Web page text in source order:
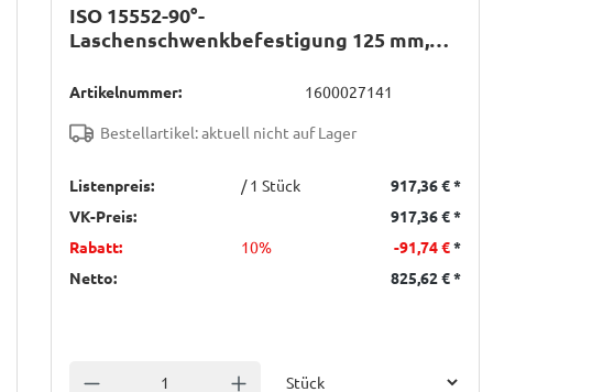
ISO 15552-90°-
Laschenschwenkbefestigung 125 mm,
Artikelnummer: 1600027141
Bestellartikel: aktuell nicht auf Lager
Listenpreis: / 1 Stück 917,36 €*
VK-Preis:
917,36 €*
Rabatt:
10% -91,74 €*
Netto:
825,62 €*
Anzahl verringern Anzahl erhöhen